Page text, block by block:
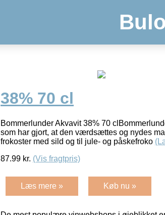
38% 70 cl
Bommerlunder Akvavit 38% 70
som har gjort, at den værdsættes og nydes
frokoster med sild og til jule- og påskefroko
87.99 kr. (Vis fragtpris)
Læs mere » Køb nu »